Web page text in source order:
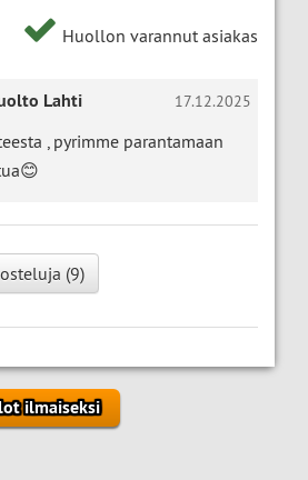
Huollon varannut asiakas
17.12.2025
Lahti
, pyrimme parantamaan
(9)
ilmaiseksi